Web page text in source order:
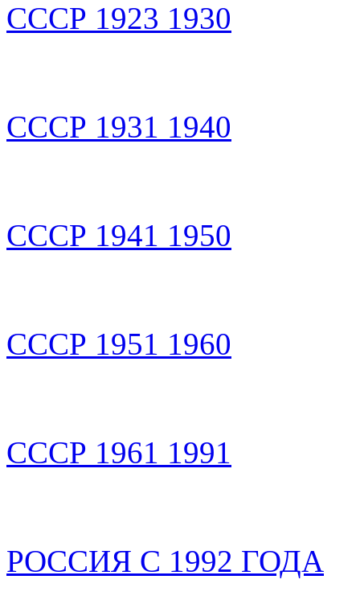
СССР 1923 1930
СССР 1931 1940
СССР 1941 1950
СССР 1951 1960
СССР 1961 1991
РОССИЯ С 1992 ГОДА